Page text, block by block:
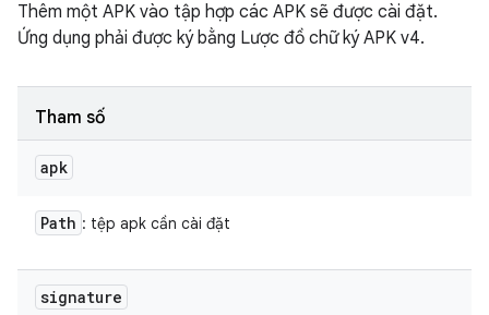
Thêm một APK vào tập hợp các APK sẽ được cài đặt.
Ứng dụng phải được ký bằng Lược đồ chữ ký APK v4.
Tham số
apk
Path : tệp apk cần cài đặt
signature